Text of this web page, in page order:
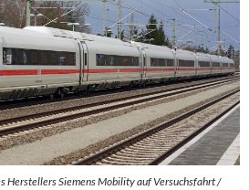
Herstellers Siemens Mobility auf Versuchsfahrt /